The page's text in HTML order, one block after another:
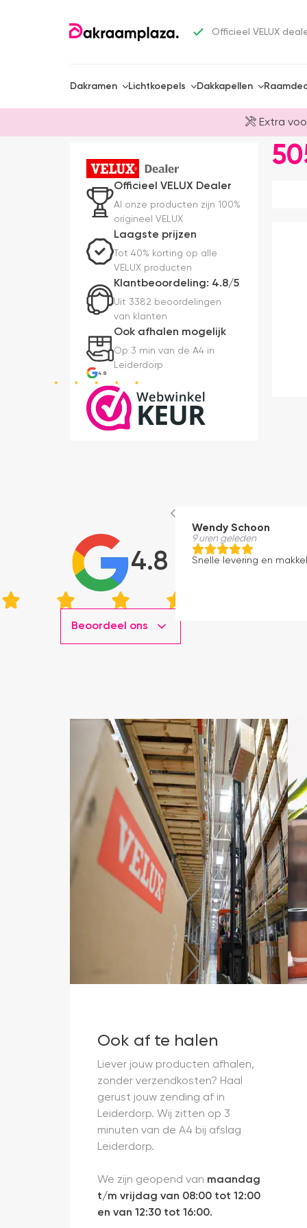
Officieel VELUX
Dakramen Lichtkoepels Dakkapellen
Extra
Officieel VELUX Dealer
Al onze producten zijn 100%
origineel VELUX
Laagste prijzen
Tot 40% korting op alle
VELUX producten
Klantbeoordeling: 4.8/5
Uit 3382 beoordelingen
van klanten
Ook afhalen mogelijk
Op 3 min van de A4 in
Leiderdorp
4.8
4.8
Beoordeel ons
Wendy Schoon
9 uren geleden
Snelle levering en
Ook af te halen
Liever jouw producten afhalen,
zonder verzendkosten? Haal
gerust jouw zending af in
Leiderdorp. Wij zitten op 3
minuten van de A4 bij afslag
Leiderdorp.
We zijn geopend van maandag
t/m vrijdag van 08:00 tot 12:00
en van 12:30 tot 16:00.